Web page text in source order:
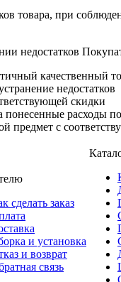
товара, при
недостатков
качественный
недостатков
скидки
понесенные расходы
предмет с
сделать заказ
и установка
и возврат
связь